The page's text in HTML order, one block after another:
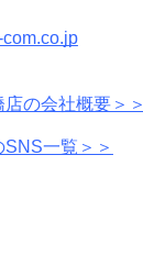
の会社概要＞＞
一覧＞＞